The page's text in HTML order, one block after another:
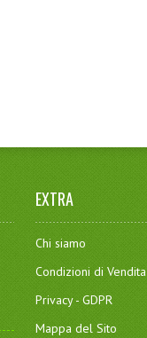
EXTRA
Chi siamo
Condizioni di Vendita
Privacy - GDPR
Mappa del Sito